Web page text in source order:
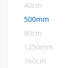
40cm
500mm
80cm
1250mm
160cm